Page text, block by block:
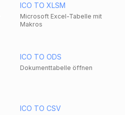
ICO TO XLSM
Microsoft Excel-Tabelle mit
Makros
ICO TO ODS
Dokumenttabelle öffnen
ICO TO CSV